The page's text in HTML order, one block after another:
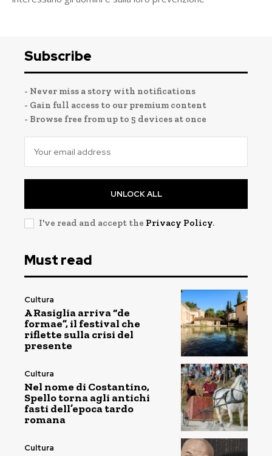
Subscribe
- Never miss a story with notifications
- Gain full access to our premium content
- Browse free from up to 5 devices at once
UNLOCK ALL
I've read and accept the Privacy Policy.
Must read
Cultura
A Rasiglia arriva “de
formae”, il festival che
riflette sulla crisi del
presente
Cultura
Nel nome di Costantino,
Spello torna agli antichi
fasti dell’epoca tardo
romana
Cultura